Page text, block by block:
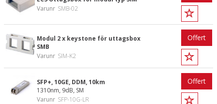
Varunr SMB-02
Modul 2 x keystone för uttagsbox
SMB
Varunr SIM-K2
Offert
SFP+, 10GE, DDM, 10km
1310nm, 9dB, SM
Varunr SFP-10G-LR
Offert